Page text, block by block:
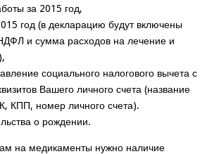
за 2015 год,
год (в декларацию будут включены
и сумма расходов на лечение и
социального налогового вычета с
Вашего личного счета (название
КПП, номер личного счета).
о рождении.
на медикаменты нужно наличие